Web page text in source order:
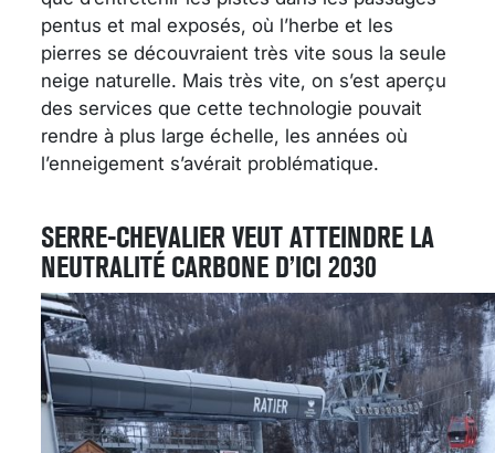
pentus et mal exposés, où l’herbe et les
pierres se découvraient très vite sous la seule
neige naturelle. Mais très vite, on s’est aperçu
des services que cette technologie pouvait
rendre à plus large échelle, les années où
l’enneigement s’avérait problématique.
SERRE-CHEVALIER VEUT ATTEINDRE LA
NEUTRALITÉ CARBONE D’ICI 2030